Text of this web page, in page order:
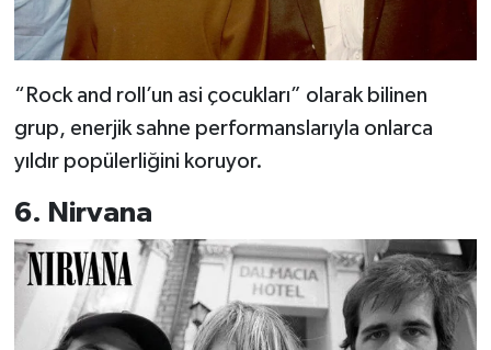
“Rock and roll’un asi çocukları” olarak bilinen
grup, enerjik sahne performanslarıyla onlarca
yıldır popülerliğini koruyor.
6. Nirvana